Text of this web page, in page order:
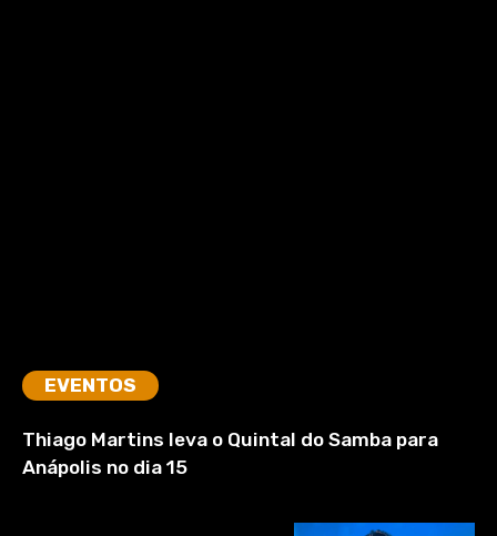
EVENTOS
Thiago Martins leva o Quintal do Samba para
Anápolis no dia 15